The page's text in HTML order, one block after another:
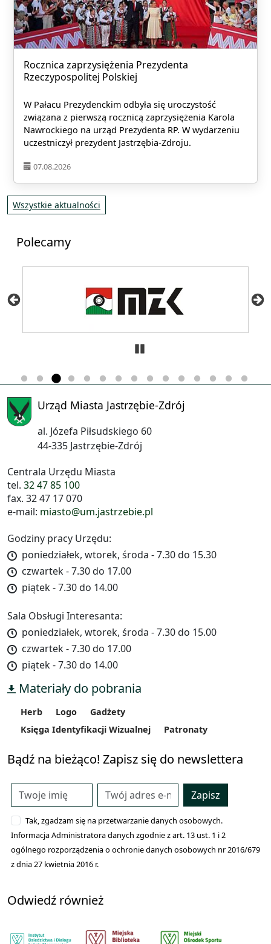
Rocznica zaprzysiężenia Prezydenta
Rzeczypospolitej Polskiej
W Pałacu Prezydenckim odbyła się uroczystość
związana z pierwszą rocznicą zaprzysiężenia Karola
Nawrockiego na urząd Prezydenta RP. W wydarzeniu
uczestniczył prezydent Jastrzębia-Zdroju.
07.08.2026
Wszystkie aktualności
Polecamy
Zatrzymaj
Urząd Miasta Jastrzębie-Zdrój
al. Józefa Piłsudskiego 60
44-335 Jastrzębie-Zdrój
Centrala Urzędu Miasta
tel. 32 47 85 100
fax. 32 47 17 070
e-mail: miasto@um.jastrzebie.pl
Godziny pracy Urzędu:
poniedziałek, wtorek, środa - 7.30 do 15.30
czwartek - 7.30 do 17.00
piątek - 7.30 do 14.00
Sala Obsługi Interesanta:
poniedziałek, wtorek, środa - 7.30 do 15.00
czwartek - 7.30 do 17.00
piątek - 7.30 do 14.00
Materiały do pobrania
Herb Logo
Gadżety
Księga Identyfikacji Wizualnej
Patronaty
Bądź na bieżąco! Zapisz się do newslettera
Zapisz
Tak, zgadzam się na przetwarzanie danych osobowych.
Informacja Administratora danych zgodnie z art. 13 ust. 1 i 2
ogólnego rozporządzenia o ochronie danych osobowych nr 2016/679
z dnia 27 kwietnia 2016 r.
Odwiedź również